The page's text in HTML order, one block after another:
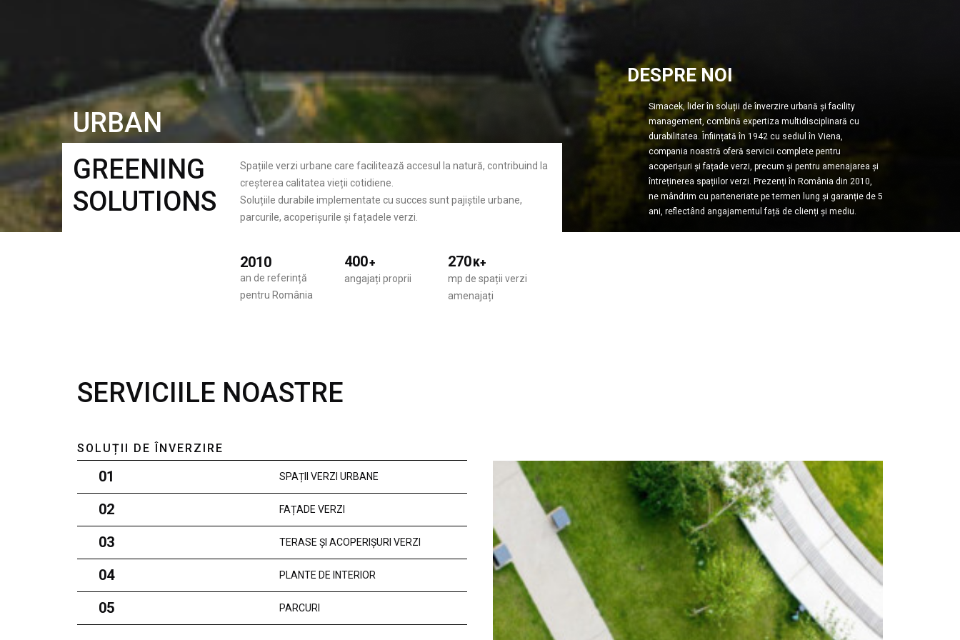
DESPRE NOI
Simacek, lider în soluții de înverzire urbană și facility
management, combină expertiza multidisciplinară cu
durabilitatea. Înființată în 1942 cu sediul în Viena,
compania noastră oferă servicii complete pentru
acoperișuri și fațade verzi, precum și pentru amenajarea și
întreținerea spațiilor verzi. Prezenți în România din 2010,
ne mândrim cu parteneriate pe termen lung și garanție de 5
ani, reflectând angajamentul față de clienți și mediu.
URBAN
GREENING
SOLUTIONS
Spațiile verzi urbane care facilitează accesul la natură, contribuind la
creșterea calitatea vieții cotidiene.
Soluțiile durabile implementate cu succes sunt pajiștile urbane,
parcurile, acoperișurile și fațadele verzi.
2010
an de referință
pentru România
400+
angajați proprii
270K+
mp de spații verzi
amenajați
SERVICIILE NOASTRE
SOLUȚII DE ÎNVERZIRE
01 SPAȚII VERZI URBANE
02 FAȚADE VERZI
03 TERASE ȘI ACOPERIȘURI VERZI
04 PLANTE DE INTERIOR
05 PARCURI